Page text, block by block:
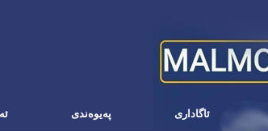
په‌یوه‌ندی ئاگاداری